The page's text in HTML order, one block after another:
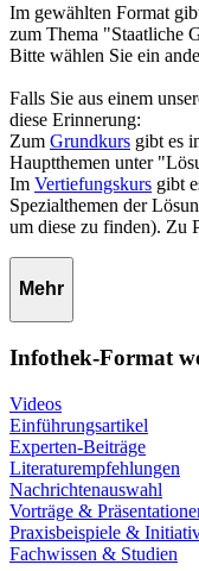
Im gewählten Format
zum Thema "Staatliche
Bitte wählen Sie ein
Falls Sie aus einem
diese Erinnerung:
Zum Grundkurs gibt es
Hauptthemen unter
Im Vertiefungskurs gibt
Spezialthemen der
um diese zu finden). Zu
Mehr
Infothek-Format
Videos
Einführungsartikel
Experten-Beiträge
Literaturempfehlungen
Nachrichtenauswahl
Vorträge &
Praxisbeispiele &
Fachwissen & Studien